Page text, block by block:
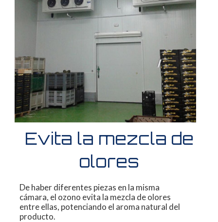
Evita la mezcla de
olores
De haber diferentes piezas en la misma
cámara, el ozono evita la mezcla de olores
entreellas, potenciando el aroma natural del
producto.